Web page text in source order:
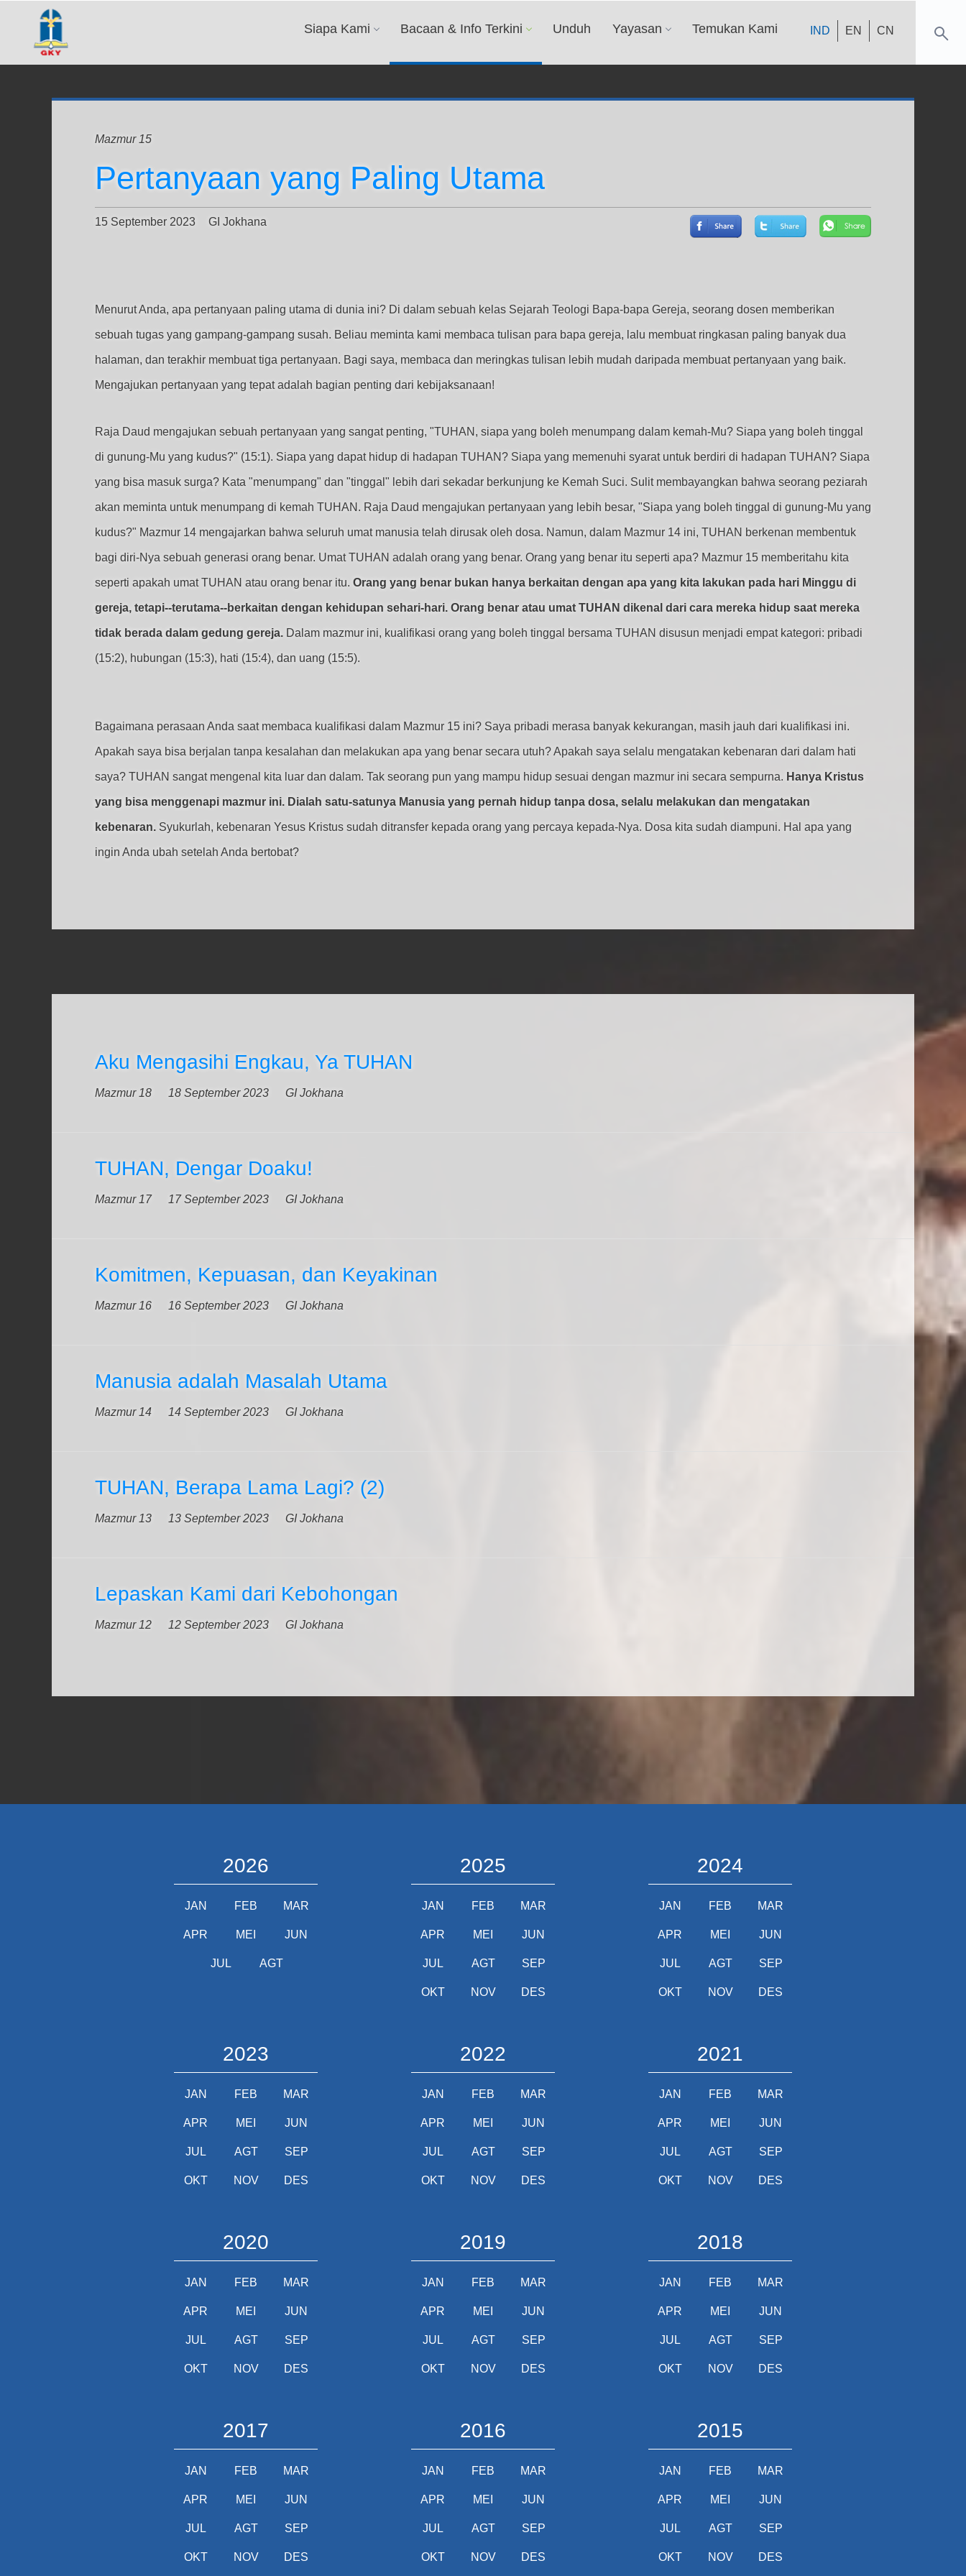
IND EN CN
Siapa Kami Bacaan & Info Terkini Unduh Yayasan Temukan Kami
Mazmur 15
Pertanyaan yang Paling Utama
15 September 2023 GI Jokhana
Menurut Anda, apa pertanyaan paling utama di dunia ini? Di dalam sebuah kelas Sejarah Teologi Bapa-bapa Gereja, seorang dosen memberikan
sebuah tugas yang gampang-gampang susah. Beliau meminta kami membaca tulisan para bapa gereja, lalu membuat ringkasan paling banyak dua
halaman, dan terakhir membuat tiga pertanyaan. Bagi saya, membaca dan meringkas tulisan lebih mudah daripada membuat pertanyaan yang baik.
Mengajukan pertanyaan yang tepat adalah bagian penting dari kebijaksanaan!
Raja Daud mengajukan sebuah pertanyaan yang sangat penting, "TUHAN, siapa yang boleh menumpang dalam kemah-Mu? Siapa yang boleh tinggal
di gunung-Mu yang kudus?" (15:1). Siapa yang dapat hidup di hadapan TUHAN? Siapa yang memenuhi syarat untuk berdiri di hadapan TUHAN? Siapa
yang bisa masuk surga? Kata "menumpang" dan "tinggal" lebih dari sekadar berkunjung ke Kemah Suci. Sulit membayangkan bahwa seorang peziarah
akan meminta untuk menumpang di kemah TUHAN. Raja Daud mengajukan pertanyaan yang lebih besar, "Siapa yang boleh tinggal di gunung-Mu yang
kudus?" Mazmur 14 mengajarkan bahwa seluruh umat manusia telah dirusak oleh dosa. Namun, dalam Mazmur 14 ini, TUHAN berkenan membentuk
bagi diri-Nya sebuah generasi orang benar. Umat TUHAN adalah orang yang benar. Orang yang benar itu seperti apa? Mazmur 15 memberitahu kita
seperti apakah umat TUHAN atau orang benar itu. Orang yang benar bukan hanya berkaitan dengan apa yang kita lakukan pada hari Minggu di
gereja, tetapi--terutama--berkaitan dengan kehidupan sehari-hari. Orang benar atau umat TUHAN dikenal dari cara mereka hidup saat mereka
tidak berada dalam gedung gereja. Dalam mazmur ini, kualifikasi orang yang boleh tinggal bersama TUHAN disusun menjadi empat kategori: pribadi
(15:2), hubungan (15:3), hati (15:4), dan uang (15:5).
Bagaimana perasaan Anda saat membaca kualifikasi dalam Mazmur 15 ini? Saya pribadi merasa banyak kekurangan, masih jauh dari kualifikasi ini.
Apakah saya bisa berjalan tanpa kesalahan dan melakukan apa yang benar secara utuh? Apakah saya selalu mengatakan kebenaran dari dalam hati
saya? TUHAN sangat mengenal kita luar dan dalam. Tak seorang pun yang mampu hidup sesuai dengan mazmur ini secara sempurna. Hanya Kristus
yang bisa menggenapi mazmur ini. Dialah satu-satunya Manusia yang pernah hidup tanpa dosa, selalu melakukan dan mengatakan
kebenaran. Syukurlah, kebenaran Yesus Kristus sudah ditransfer kepada orang yang percaya kepada-Nya. Dosa kita sudah diampuni. Hal apa yang
ingin Anda ubah setelah Anda bertobat?
Aku Mengasihi Engkau, Ya TUHAN
Mazmur 18 18 September 2023 GI Jokhana
TUHAN, Dengar Doaku!
Mazmur 17 17 September 2023 GI Jokhana
Komitmen, Kepuasan, dan Keyakinan
Mazmur 16 16 September 2023 GI Jokhana
Manusia adalah Masalah Utama
Mazmur 14 14 September 2023 GI Jokhana
TUHAN, Berapa Lama Lagi? (2)
Mazmur 13 13 September 2023 GI Jokhana
Lepaskan Kami dari Kebohongan
Mazmur 12 12 September 2023 GI Jokhana
2026
JAN FEB MAR
APR MEI JUN
JUL AGT
2025
JAN FEB MAR
APR MEI JUN
JUL AGT SEP
OKT NOV DES
2024
JAN FEB MAR
APR MEI JUN
JUL AGT SEP
OKT NOV DES
2023
JAN FEB MAR
APR MEI JUN
JUL AGT SEP
OKT NOV DES
2022
JAN FEB MAR
APR MEI JUN
JUL AGT SEP
OKT NOV DES
2021
JAN FEB MAR
APR MEI JUN
JUL AGT SEP
OKT NOV DES
2020
JAN FEB MAR
APR MEI JUN
JUL AGT SEP
OKT NOV DES
2019
JAN FEB MAR
APR MEI JUN
JUL AGT SEP
OKT NOV DES
2018
JAN FEB MAR
APR MEI JUN
JUL AGT SEP
OKT NOV DES
2017
JAN FEB MAR
APR MEI JUN
JUL AGT SEP
OKT NOV DES
2016
JAN FEB MAR
APR MEI JUN
JUL AGT SEP
OKT NOV DES
2015
JAN FEB MAR
APR MEI JUN
JUL AGT SEP
OKT NOV DES